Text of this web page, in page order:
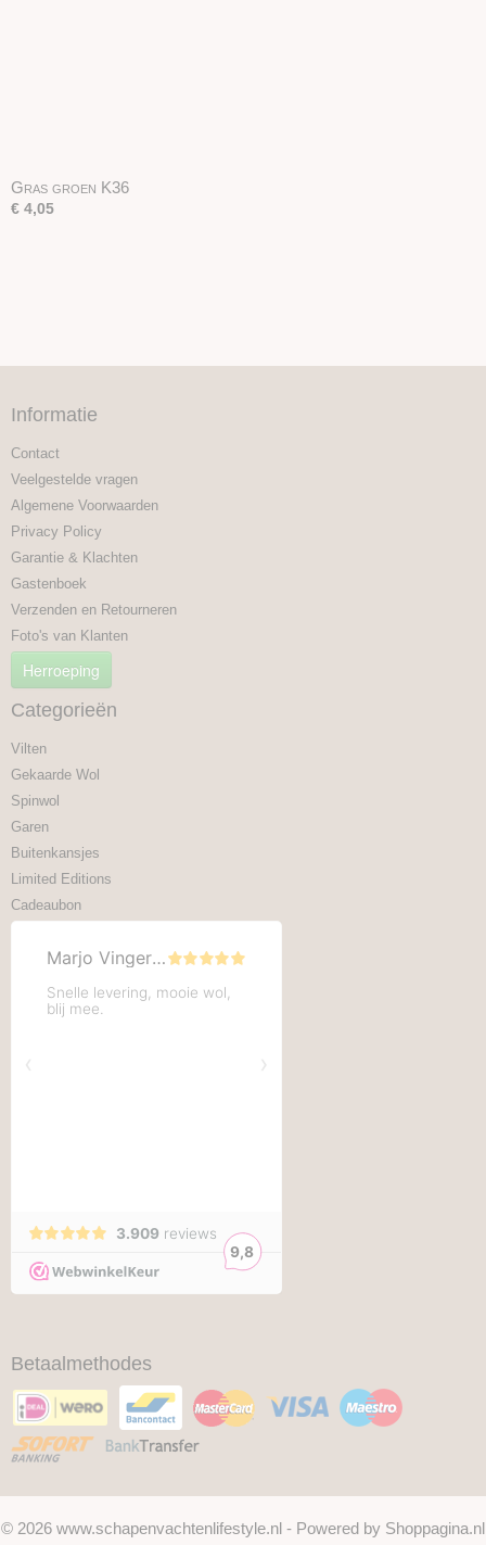
Gras groen K36
€ 4,05
Informatie
Contact
Veelgestelde vragen
Algemene Voorwaarden
Privacy Policy
Garantie & Klachten
Gastenboek
Verzenden en Retourneren
Foto's van Klanten
Herroeping
Categorieën
Vilten
Gekaarde Wol
Spinwol
Garen
Buitenkansjes
Limited Editions
Cadeaubon
Betaalmethodes
© 2026 www.schapenvachtenlifestyle.nl - Powered by Shoppagina.nl